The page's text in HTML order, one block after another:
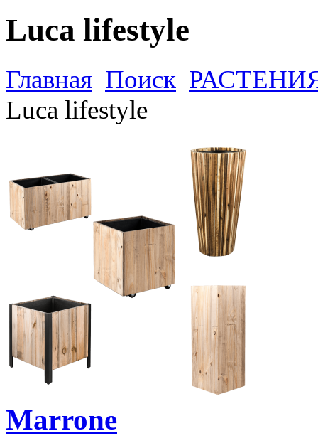
Luca lifestyle
Главная Поиск
Luca lifestyle
Marrone